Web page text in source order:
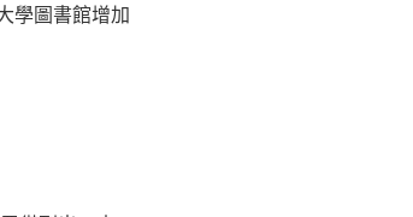
學圖書館增加